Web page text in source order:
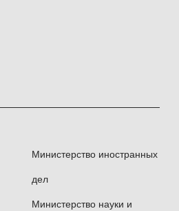
Министерство иностранных
дел
Министерство науки и